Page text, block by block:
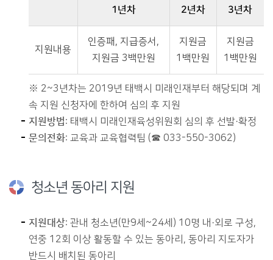
1년차 2년차 3년차
지원내용
인증패, 지급증서,
지원금 3백만원
지원금
1백만원
지원금
1백만원
※ 2~3년차는 2019년 태백시 미래인재부터 해당되며 계
속 지원 신청자에 한하여 심의 후 지원
지원방법: 태백시 미래인재육성위원회 심의 후 선발·확정
문의전화: 교육과 교육협력팀 (☎ 033-550-3062)
청소년 동아리 지원
지원대상: 관내 청소년(만9세~24세) 10명 내·외로 구성,
연중 12회 이상 활동할 수 있는 동아리, 동아리 지도자가
반드시 배치된 동아리